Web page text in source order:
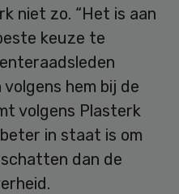
niet zo. “Het is aan
keuze te
hem bij de
volgens Plasterk
in staat is om
dan de